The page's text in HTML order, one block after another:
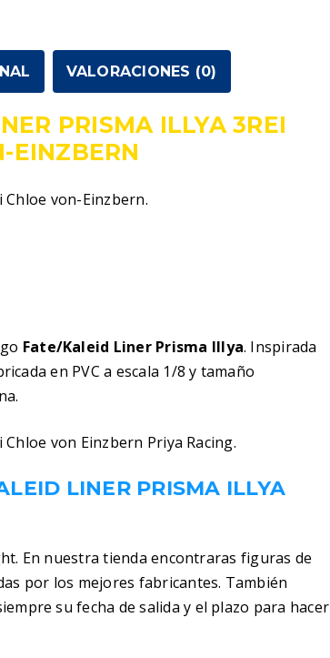
VALORACIONES (0)
PRISMA ILLYA 3REI
EINZBERN
Chloe von-Einzbern.
Fate/Kaleid Liner Prisma Illya. Inspirada
en PVC a escala 1/8 y tamaño
von Einzbern Priya Racing.
LINER PRISMA ILLYA
En nuestra tienda encontraras figuras de
por los mejores fabricantes. También
su fecha de salida y el plazo para hacer